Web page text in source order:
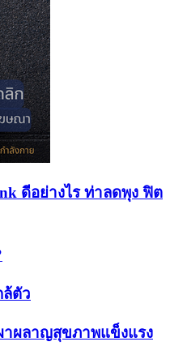
ดีอย่างไร ท่าลดพุง ฟิต
ล้ตัว
าผลาญสุขภาพแข็งแรง